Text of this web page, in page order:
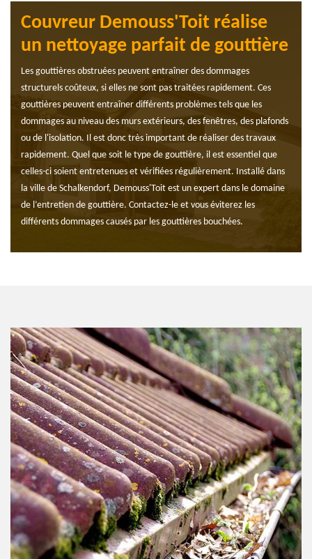
Couvreur Demouss'Toit réalise
un nettoyage parfait de gouttière
Les gouttières obstruées peuvent entraîner des dommages
structurels coûteux, si elles ne sont pas traitées rapidement. Ces
gouttières peuvent entraîner différents problèmes tels que les
dommages au niveau des murs extérieurs, des fenêtres, des plafonds
ou de l'isolation. Il est donc très important de réaliser des travaux
rapidement. Quel que soit le type de gouttière, il est essentiel que
celles-ci soient entretenues et vérifiées régulièrement. Installé dans
la ville de Schalkendorf, Demouss'Toit est un expert dans le domaine
de l’entretien de gouttière. Contactez-le et vous éviterez les
différents dommages causés par les gouttières bouchées.